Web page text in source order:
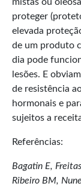
proteger
elevada
de um produto
dia pode
lesões. E
de resistência
hormonais e
sujeitos a
Referências:
Bagatin E,
Ribeiro BM,